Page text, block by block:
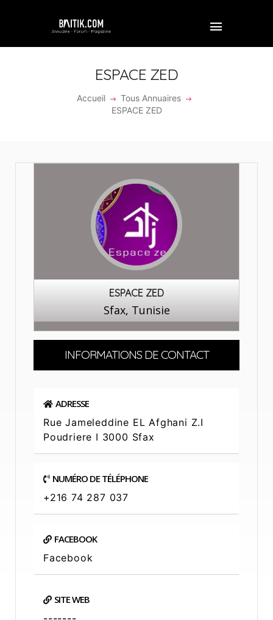
ESPACE ZED
Accueil
Tous Annuaires
ESPACE ZED
ENTREPRISE
REJOINDRE BAITIK
ESPACE ZED
Sfax, Tunisie
INFORMATIONS DE CONTACT
ADRESSE
Rue Jameleddine EL Afghani Z.I
Poudriere I 3000 Sfax
NUMÉRO DE TÉLÉPHONE
+216 74 287 037
FACEBOOK
Facebook
SITE WEB